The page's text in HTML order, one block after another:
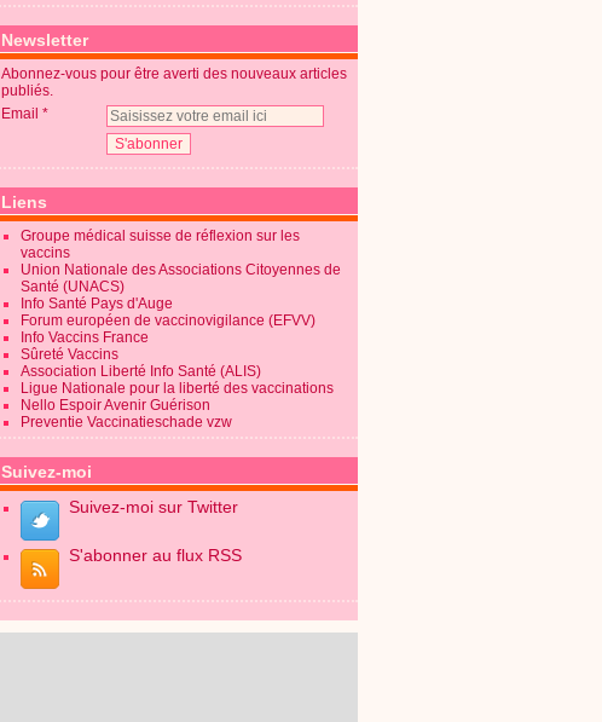
Newsletter
Abonnez-vous pour être averti des nouveaux articles
publiés.
Email
Liens
Groupe médical suisse de réflexion sur les
vaccins
Union Nationale des Associations Citoyennes de
Santé (UNACS)
Info Santé Pays d'Auge
Forum européen de vaccinovigilance (EFVV)
Info Vaccins France
Sûreté Vaccins
Association Liberté Info Santé (ALIS)
Ligue Nationale pour la liberté des vaccinations
Nello Espoir Avenir Guérison
Preventie Vaccinatieschade vzw
Suivez-moi
Suivez-moi sur Twitter
S'abonner au flux RSS